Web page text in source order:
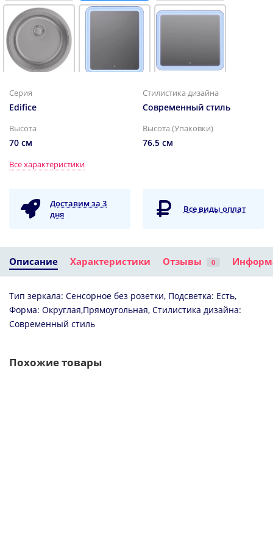
Кухонная мойка
IDDIS Edifice
Зеркало 60x70 см
белый матовый
Зеркало 80x70 см
белый матовый
EDI8000i98
23100 ₽
Кухонная мойка
IDDIS Edifice
золотой матовый
24000 ₽
Зеркало 100x70
см белый
матовый IDDIS
Серия
Edifice
Стилистика дизайна
Современный стиль
Высота
70 см
Высота (Упаковки)
76.5 см
Все характеристики
Доставим за 3
дня
Все виды оплат
Описание Характеристики Отзывы 0
Тип зеркала: Сенсорное без розетки, Подсветка: Есть,
Форма: Округлая,Прямоугольная, Стилистика дизайна:
Современный стиль
Похожие товары